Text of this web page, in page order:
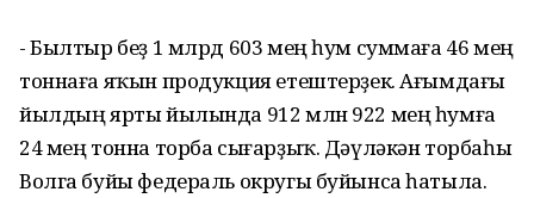
- Былтыр беҙ 1 млрд 603 мең һум суммаға 46 мең
тоннаға яҡын продукция етештерҙек. Ағымдағы
йылдың ярты йылында 912 млн 922 мең һумға
24 мең тонна торба сығарҙыҡ. Дәүләкән торбаһы
Волга буйы федераль округы буйынса һатыла.